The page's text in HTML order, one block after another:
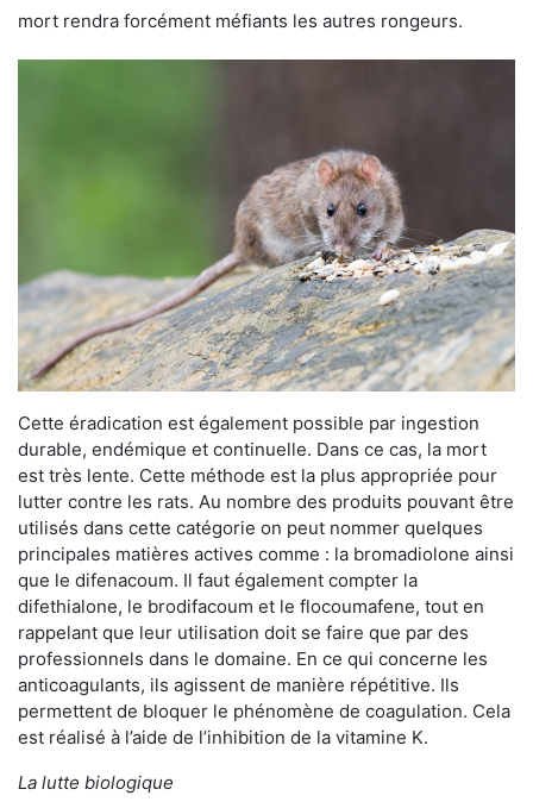
mort rendra forcément méfiants les autres rongeurs.
Cette éradication est également possible par ingestion
durable, endémique et continuelle. Dans ce cas, la mort
est très lente. Cette méthode est la plus appropriée pour
lutter contre les rats. Au nombre des produits pouvant être
utilisés dans cette catégorie on peut nommer quelques
principales matières actives comme : la bromadiolone ainsi
que le difenacoum. Il faut également compter la
difethialone, le brodifacoum et le flocoumafene, tout en
rappelant que leur utilisation doit se faire que par des
professionnels dans le domaine. En ce qui concerne les
anticoagulants, ils agissent de manière répétitive. Ils
permettent de bloquer le phénomène de coagulation. Cela
est réalisé à l’aide de l’inhibition de la vitamine K.
La lutte biologique